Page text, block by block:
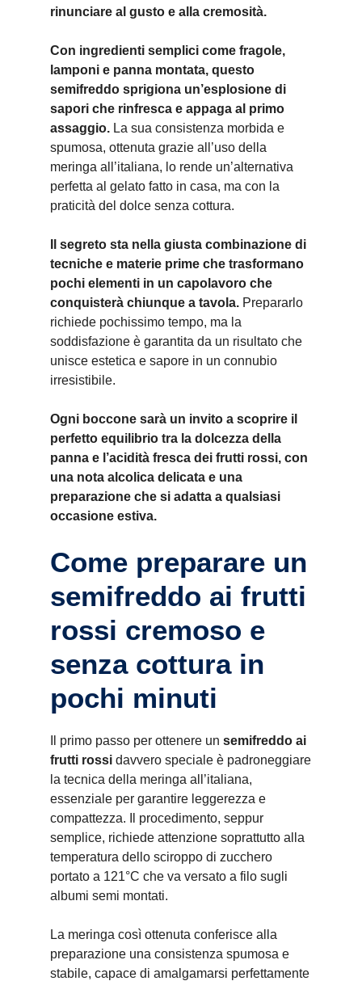
rinunciare al gusto e alla cremosità.
Con ingredienti semplici come fragole,
lamponi e panna montata, questo
semifreddo sprigiona un’esplosione di
sapori che rinfresca e appaga al primo
assaggio. La sua consistenza morbida e
spumosa, ottenuta grazie all’uso della
meringa all’italiana, lo rende un’alternativa
perfetta al gelato fatto in casa, ma con la
praticità del dolce senza cottura.
Il segreto sta nella giusta combinazione di
tecniche e materie prime che trasformano
pochi elementi in un capolavoro che
conquisterà chiunque a tavola. Prepararlo
richiede pochissimo tempo, ma la
soddisfazione è garantita da un risultato che
unisce estetica e sapore in un connubio
irresistibile.
Ogni boccone sarà un invito a scoprire il
perfetto equilibrio tra la dolcezza della
panna e l’acidità fresca dei frutti rossi, con
una nota alcolica delicata e una
preparazione che si adatta a qualsiasi
occasione estiva.
Come preparare un
semifreddo ai frutti
rossi cremoso e
senza cottura in
pochi minuti
Il primo passo per ottenere un semifreddo ai
frutti rossi davvero speciale è padroneggiare
la tecnica della meringa all’italiana,
essenziale per garantire leggerezza e
compattezza. Il procedimento, seppur
semplice, richiede attenzione soprattutto alla
temperatura dello sciroppo di zucchero
portato a 121°C che va versato a filo sugli
albumi semi montati.
La meringa così ottenuta conferisce alla
preparazione una consistenza spumosa e
stabile, capace di amalgamarsi perfettamente